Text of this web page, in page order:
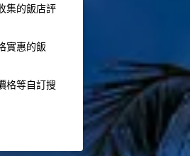
集的飯店評
實惠的飯
格等自訂搜